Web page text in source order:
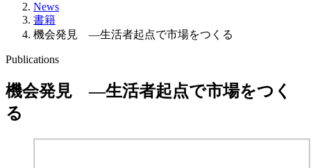
News
書籍
機会発見 ―生活者起点で市場をつくる
Publications
機会発見 ―生活者起点で市場をつく
る